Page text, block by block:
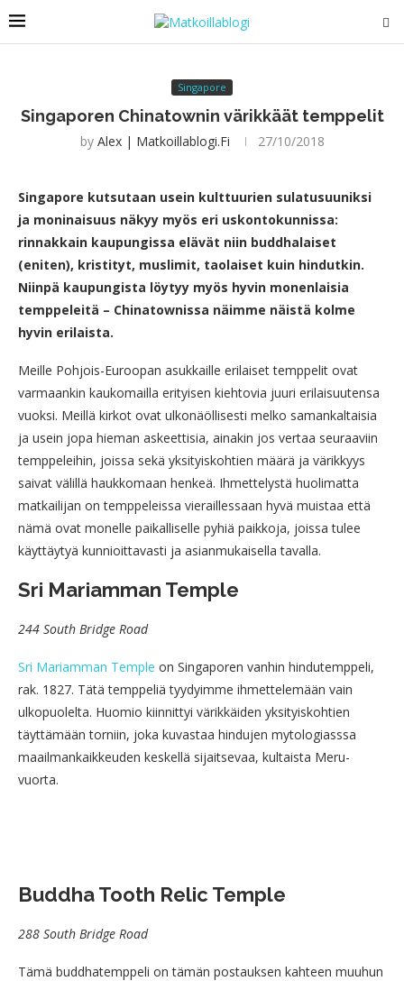
Singapore
Singaporen Chinatownin värikkäät temppelit
by Alex | Matkoillablogi.fi 27/10/2018
Singapore kutsutaan usein kulttuurien sulatusuuniksi
ja moninaisuus näkyy myös eri uskontokunnissa:
rinnakkain kaupungissa elävät niin buddhalaiset
(eniten), kristityt, muslimit, taolaiset kuin hindutkin.
Niinpä kaupungista löytyy myös hyvin monenlaisia
temppeleitä – Chinatownissa näimme näistä kolme
hyvin erilaista.
Meille Pohjois-Euroopan asukkaille erilaiset temppelit ovat
varmaankin kaukomailla erityisen kiehtovia juuri erilaisuutensa
vuoksi. Meillä kirkot ovat ulkonäöllisesti melko samankaltaisia
ja usein jopa hieman askeettisia, ainakin jos vertaa seuraaviin
temppeleihin, joissa sekä yksityiskohtien määrä ja värikkyys
saivat välillä haukkomaan henkeä. Ihmettelystä huolimatta
matkailijan on temppeleissa vieraillessaan hyvä muistaa että
nämä ovat monelle paikalliselle pyhiä paikkoja, joissa tulee
käyttäytyä kunnioittavasti ja asianmukaisella tavalla.
Sri Mariamman Temple
244 South Bridge Road
Sri Mariamman Temple on Singaporen vanhin hindutemppeli,
rak. 1827. Tätä temppeliä tyydyimme ihmettelemään vain
ulkopuolelta. Huomio kiinnittyi värikkäiden yksityiskohtien
täyttämään torniin, joka kuvastaa hindujen mytologiasssa
maailmankaikkeuden keskellä sijaitsevaa, kultaista Meru-
vuorta.
Buddha Tooth Relic Temple
288 South Bridge Road
Tämä buddhatemppeli on tämän postauksen kahteen muuhun